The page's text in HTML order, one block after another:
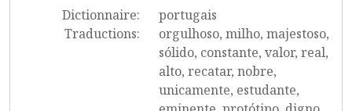
Dictionnaire:
portugais
Traductions:
orgulhoso, milho, majestoso,
sólido, constante, valor, real,
alto, recatar, nobre,
unicamente, estudante,